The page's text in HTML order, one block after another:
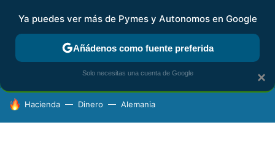
FISCALIDAD Y CONTABILIDAD KIT DIGITAL RENTA
HOY SE HABLA DE
Hacienda Dinero Alemania
×
Ya puedes ver más de Pymes y Autonomos en Google
Añádenos como fuente preferida
Solo necesitas una cuenta de Google